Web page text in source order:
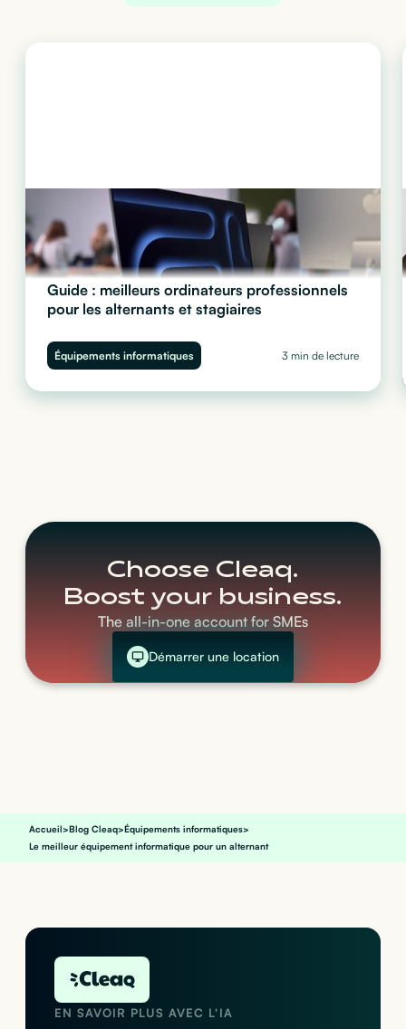
Guide : meilleurs ordinateurs professionnels
pour les alternants et stagiaires
Quel ordinateur choisir pour vos stagiaires et alternants ?
Performance, sécurité et budget : découvrez notre guide complet
pour équiper vos juniors sans impacter votre trésorerie.
Équipements informatiques 3 min de lecture
Choose Cleaq.
Boost your business.
The all-in-one account for SMEs
Démarrer une location
Accueil>Blog Cleaq>Équipements informatiques>
Le meilleur équipement informatique pour un alternant
EN SAVOIR PLUS AVEC L'IA